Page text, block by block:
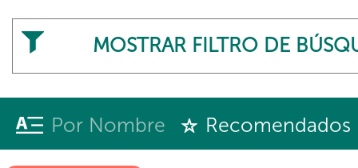
MOSTRAR FILTRO DE
Por Nombre Recomendados